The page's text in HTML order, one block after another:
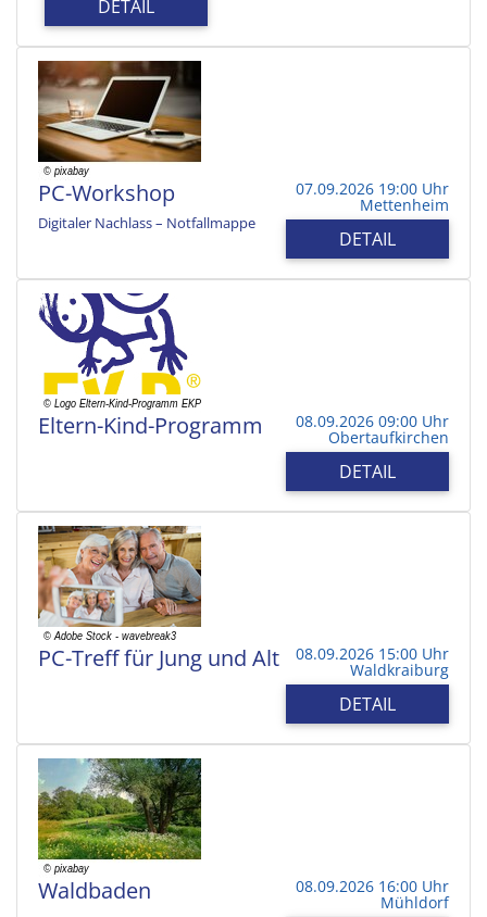
DETAIL
PC-Workshop
Digitaler Nachlass – Notfallmappe
07.09.2026 19:00 Uhr
Mettenheim
DETAIL
Eltern-Kind-Programm 08.09.2026 09:00 Uhr
Obertaufkirchen
DETAIL
PC-Treff für Jung und Alt 08.09.2026 15:00 Uhr
Waldkraiburg
DETAIL
Waldbaden 08.09.2026 16:00 Uhr
Mühldorf